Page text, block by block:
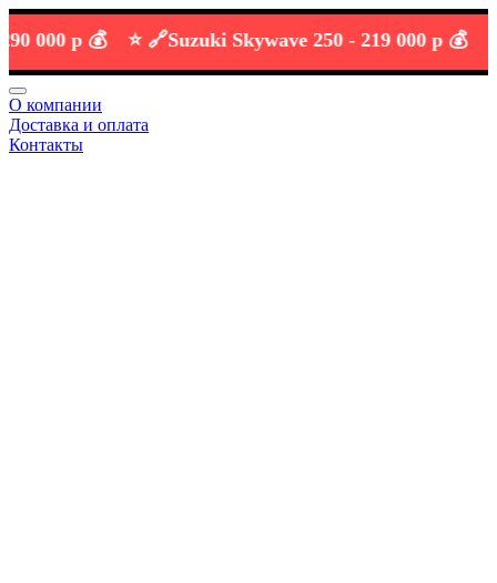
р 💰 ⭐️ 🔗 Suzuki Skywave 250 -219 000 р 💰
О компании
Доставка и оплата
Контакты